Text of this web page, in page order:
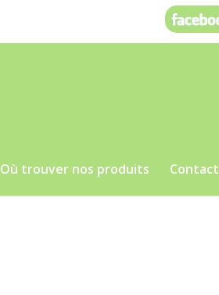
Où trouver nos produits Contact